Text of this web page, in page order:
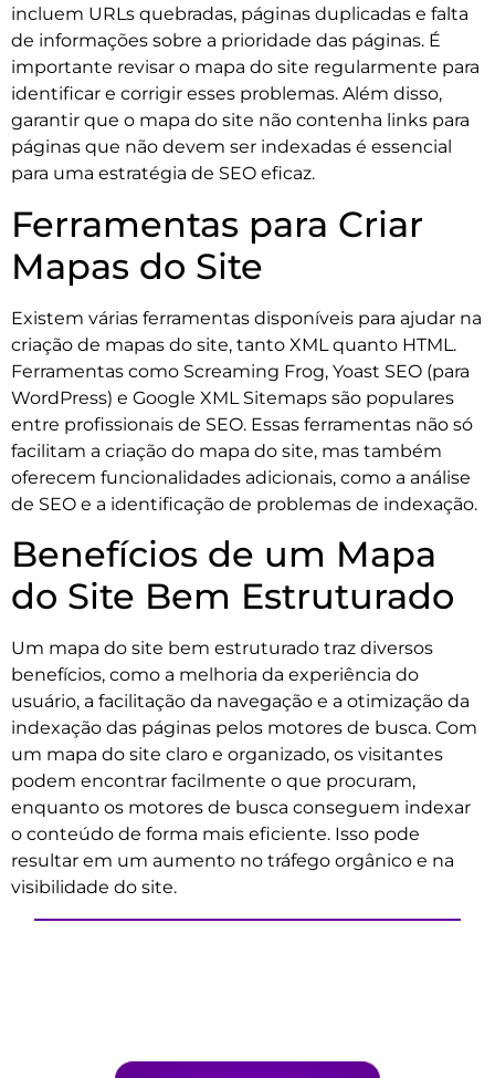
incluem URLs quebradas, páginas duplicadas e falta
de informações sobre a prioridade das páginas. É
importante revisar o mapa do site regularmente para
identificar e corrigir esses problemas. Além disso,
garantir que o mapa do site não contenha links para
páginas que não devem ser indexadas é essencial
para uma estratégia de SEO eficaz.
Ferramentas para Criar
Mapas do Site
Existem várias ferramentas disponíveis para ajudar na
criação de mapas do site, tanto XML quanto HTML.
Ferramentas como Screaming Frog, Yoast SEO (para
WordPress) e Google XML Sitemaps são populares
entre profissionais de SEO. Essas ferramentas não só
facilitam a criação do mapa do site, mas também
oferecem funcionalidades adicionais, como a análise
de SEO e a identificação de problemas de indexação.
Benefícios de um Mapa
do Site Bem Estruturado
Um mapa do site bem estruturado traz diversos
benefícios, como a melhoria da experiência do
usuário, a facilitação da navegação e a otimização da
indexação das páginas pelos motores de busca. Com
um mapa do site claro e organizado, os visitantes
podem encontrar facilmente o que procuram,
enquanto os motores de busca conseguem indexar
o conteúdo de forma mais eficiente. Isso pode
resultar em um aumento no tráfego orgânico e na
visibilidade do site.